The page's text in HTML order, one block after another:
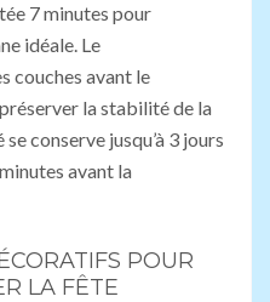
7 minutes pour
idéale. Le
couches avant le
la stabilité de la
conserve jusqu’à 3 jours
avant la
POUR
LA FÊTE